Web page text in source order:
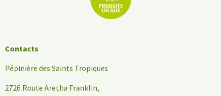
Contacts
Pépinière des Saints Tropiques
2726 Route Aretha Franklin,